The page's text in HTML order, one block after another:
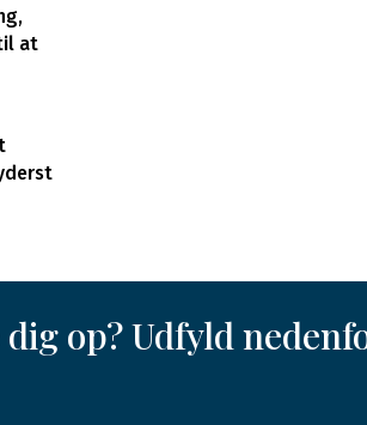
at
op? Udfyld